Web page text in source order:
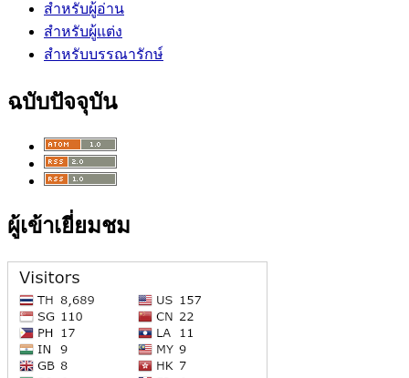
สำหรับผู้อ่าน
สำหรับผู้แต่ง
สำหรับบรรณารักษ์
ฉบับปัจจุบัน
ผู้เข้าเยี่ยมชม